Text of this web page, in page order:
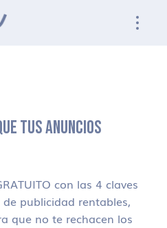
TUS ANUNCIOS
con las 4 claves
publicidad rentables,
que no te rechacen los